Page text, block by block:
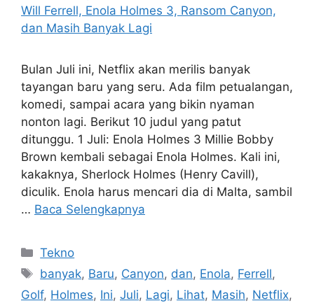
Bulan Juli ini, Netflix akan merilis banyak
tayangan baru yang seru. Ada film petualangan,
komedi, sampai acara yang bikin nyaman
nonton lagi. Berikut 10 judul yang patut
ditunggu. 1 Juli: Enola Holmes 3 Millie Bobby
Brown kembali sebagai Enola Holmes. Kali ini,
kakaknya, Sherlock Holmes (Henry Cavill),
diculik. Enola harus mencari dia di Malta, sambil
… Baca Selengkapnya
Kategori
Tekno
Tag
banyak, Baru, Canyon, dan, Enola, Ferrell,
Golf, Holmes, Ini, Juli, Lagi, Lihat, Masih, Netflix,